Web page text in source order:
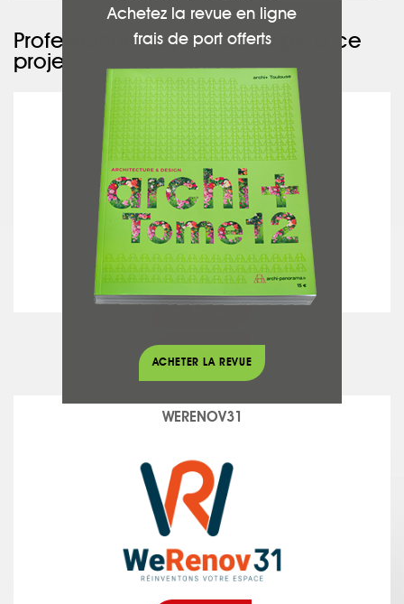
Professionnels ayant participé à ce
projet :
AB CUISINE & DESIGN
WERENOV31
Achetez la revue en ligne
frais de port offerts
ACHETER LA REVUE